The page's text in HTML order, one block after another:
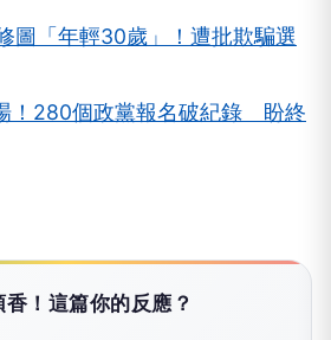
圖「年輕30歲」！遭批欺騙選
！280個政黨報名破紀錄 盼終
香！這篇你的反應？